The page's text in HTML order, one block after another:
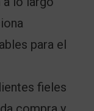
para el
fieles